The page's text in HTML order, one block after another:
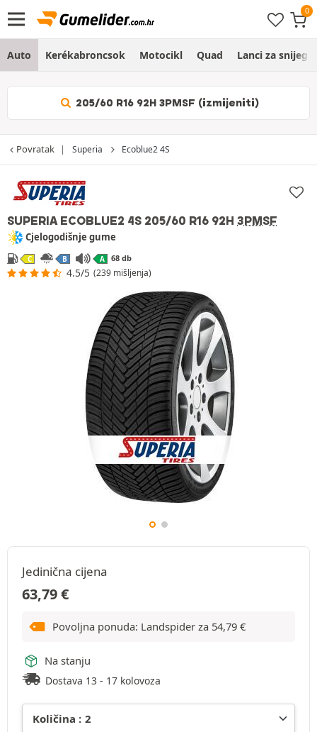
Auto Kerékabroncsok Motocikl Quad Lanci za snijeg
205/60 R16 92H 3PMSF (izmijeniti)
Povratak Superia Ecoblue2 4S
SUPERIA ECOBLUE2 4S 205/60 R16 92H 3PMSF
Cjelogodišnje gume
C B A 68 db
4.5/5 (239 mišljenja)
Jedinična cijena
63,79€
Povoljna ponuda: Landspider za 54,79 €
Na stanju
Dostava 13 - 17 kolovoza